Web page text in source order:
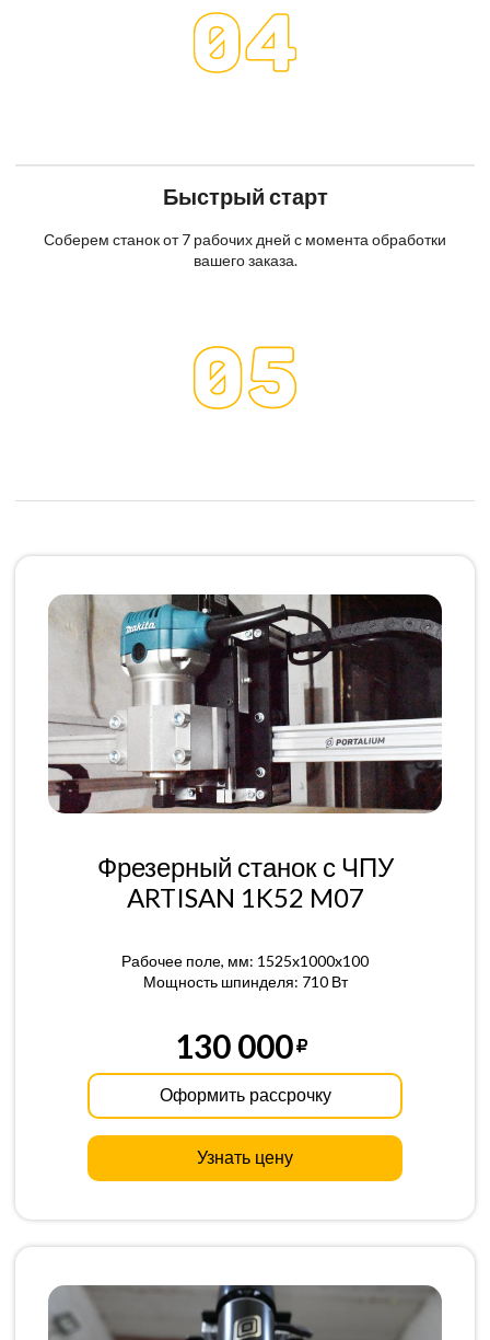
Быстрый старт
Соберем станок от 7 рабочих дней с момента обработки
вашего заказа.
Фрезерный станок с ЧПУ
ARTISAN 1K52 M07
Рабочее поле, мм: 1525x1000x100
Мощность шпинделя: 710 Вт
130 000
Оформить рассрочку
Узнать цену